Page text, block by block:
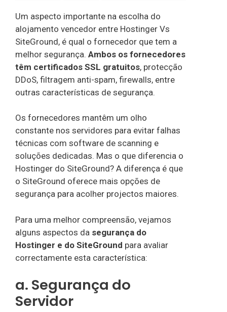
Um aspecto importante na escolha do
alojamento vencedor entre Hostinger Vs
SiteGround, é qual o fornecedor que tem a
melhor segurança. Ambos os fornecedores
têm certificados SSL gratuitos, protecção
DDoS, filtragem anti-spam, firewalls, entre
outras características de segurança.
Os fornecedores mantêm um olho
constante nos servidores para evitar falhas
técnicas com software de scanning e
soluções dedicadas. Mas o que diferencia o
Hostinger do SiteGround? A diferença é que
o SiteGround oferece mais opções de
segurança para acolher projectos maiores.
Para uma melhor compreensão, vejamos
alguns aspectos da segurança do
Hostinger e do SiteGround para avaliar
correctamente esta característica:
a. Segurança do
Servidor